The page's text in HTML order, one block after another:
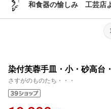
和食器の愉しみ 工芸店
染付芙蓉手皿・小・砂高台
さすがのものたち・・・